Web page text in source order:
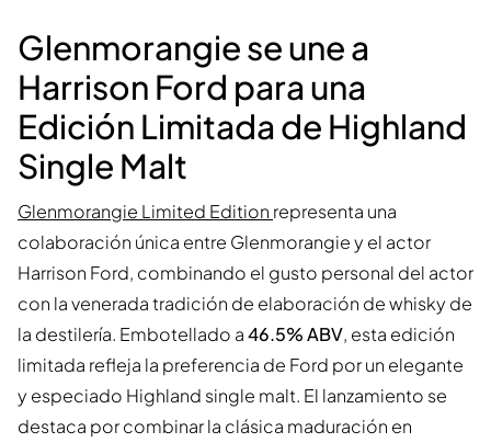
Glenmorangie se une a
Harrison Ford para una
Edición Limitada de Highland
Single Malt
Glenmorangie Limited Edition representa una
colaboración única entre Glenmorangie y el actor
Harrison Ford, combinando el gusto personal del actor
con la venerada tradición de elaboración de whisky de
la destilería. Embotellado a46.5% ABV, esta edición
limitada refleja la preferencia de Ford por un elegante
y especiado Highland single malt. El lanzamiento se
destaca por combinar la clásica maduración en